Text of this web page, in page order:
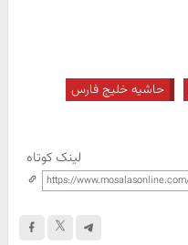
حاشیه خلیج فارس
لینک کوتاه